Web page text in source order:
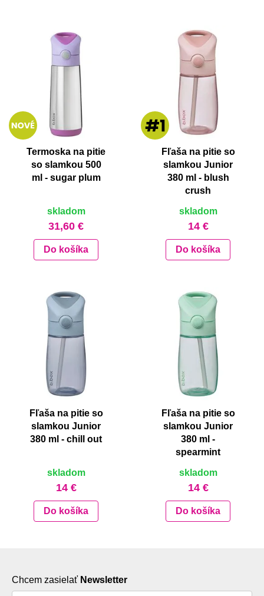
Termoska na pitie
so slamkou 500
ml - sugar plum
skladom
31,60 €
Do košíka
Fľaša na pitie so
slamkou Junior
380 ml - blush
crush
skladom
14 €
Do košíka
Fľaša na pitie so
slamkou Junior
380 ml - chill out
skladom
14 €
Do košíka
Fľaša na pitie so
slamkou Junior
380 ml -
spearmint
skladom
14 €
Do košíka
Chcem zasielať Newsletter